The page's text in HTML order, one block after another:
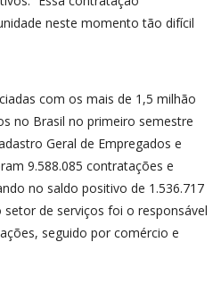
neste momento tão difícil
com os mais de 1,5 milhão
no Brasil no primeiro semestre
Geral de Empregados e
9.588.085 contratações e
no saldo positivo de 1.536.717
de serviços foi o responsável
seguido por comércio e